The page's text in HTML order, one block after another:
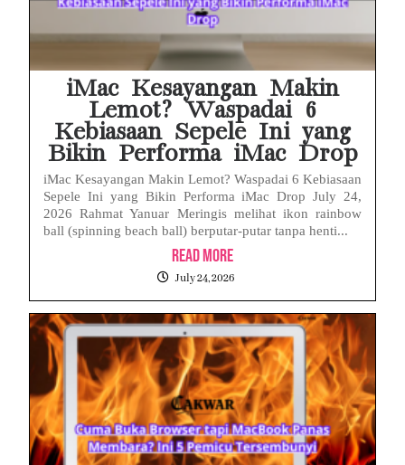
iMac Kesayangan Makin
Lemot? Waspadai 6
Kebiasaan Sepele Ini yang
Bikin Performa iMac Drop
iMac Kesayangan Makin Lemot? Waspadai 6 Kebiasaan
Sepele Ini yang Bikin Performa iMac Drop July 24,
2026 Rahmat Yanuar Meringis melihat ikon rainbow
ball (spinning beach ball) berputar-putar tanpa henti...
Read More
July 24, 2026